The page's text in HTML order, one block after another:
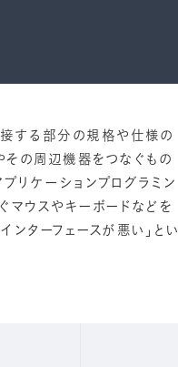
接する部分の規格や仕様の
その周辺機器をつなぐもの
リケーションプログラミン
マウスやキーボードなどを
ンターフェースが悪い」とい